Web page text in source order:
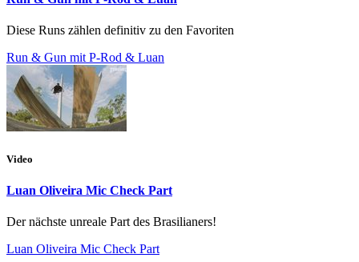
Diese Runs zählen definitiv zu den Favoriten
Run & Gun mit P-Rod & Luan
Video
Luan Oliveira Mic Check Part
Der nächste unreale Part des Brasilianers!
Luan Oliveira Mic Check Part